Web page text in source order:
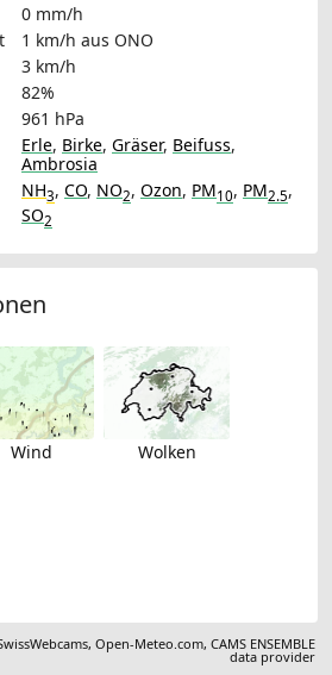
0 mm/h
1 km/h aus ONO
3 km/h
82%
961 hPa
Erle, Birke, Gräser, Beifuss,
Ambrosia
NH3, CO, NO2, Ozon, PM10, PM2.5,
SO2
Wind Wolken
,Open-Meteo.com,CAMS ENSEMBLE
data provider